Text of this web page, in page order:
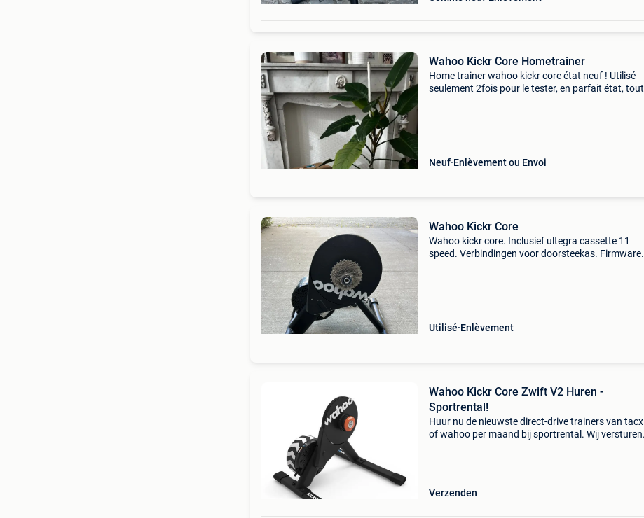
Wahoo Kickr Core Hometrainer
Home trainer wahoo kickr core état neuf ! Utilisé
seulement 2fois pour le tester, en parfait état, tout
Neuf Enlèvement ou Envoi
Wahoo Kickr Core
Wahoo kickr core. Inclusief ultegra cassette 11
speed. Verbindingen voor doorsteekas. Firmware
Utilisé Enlèvement
Wahoo Kickr Core Zwift V2 Huren -
Sportrental!
Huur nu de nieuwste direct-drive trainers van tacx
of wahoo per maand bij sportrental. Wij versturen
Verzenden